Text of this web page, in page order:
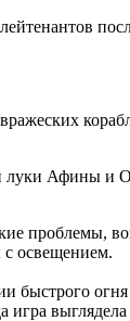
луки Афины и
проблемы,
освещением.
быстрого
игра